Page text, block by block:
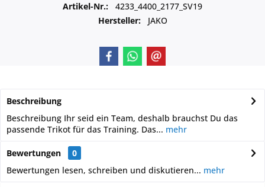
Artikel-Nr.:
4233_4400_2177_SV19
Hersteller:
JAKO
Beschreibung
Beschreibung Ihr seid ein Team, deshalb brauchst Du das
passende Trikot für das Training. Das... mehr
Bewertungen
0
Bewertungen lesen, schreiben und diskutieren... mehr